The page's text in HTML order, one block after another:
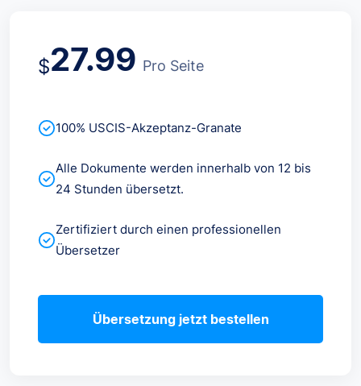
$27.99 Pro Seite
100% USCIS-Akzeptanz-Granate
Alle Dokumente werden innerhalb von 12 bis
24 Stunden übersetzt.
Zertifiziert durch einen professionellen
Übersetzer
Übersetzung jetzt bestellen